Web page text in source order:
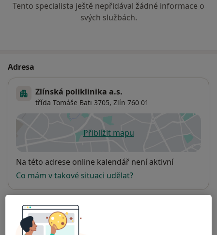
Tento specialista ještě nepřidával žádné informace o
svých službách.
Adresa
Zlínská poliklinika a.s.
třída Tomáše Bati 3705, Zlín 760 01
Přiblížit mapuse otevře v nové záložce
Dostupnost
Na této adrese online kalendář není aktivní
Co mám v takové situaci udělat?
Způsoby platby (soukromé návštěvy)
Na teto adrese lékař přijímá pacienty na pojišťovnu
Detaily